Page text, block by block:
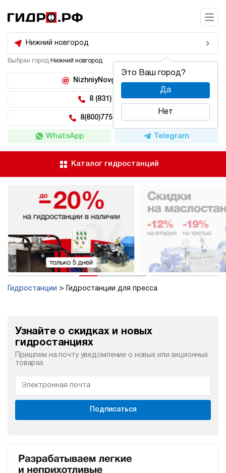
Нижний новгород
Это Ваш город?
Да
Нет
Выбран город Нижний новгород
NizhniyNovgorod@hidro.ru
8 (831) 266-47-71
8(800)775-04-62 доб 5
WhatsApp Telegram
Каталог гидростанций
Гидростанции Гидростанции для пресса
Узнайте о скидках и новых
гидростанциях
Пришлем на почту уведомление о новых или акционных
товарах
Подписаться